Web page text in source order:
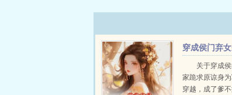
穿成侯门弃
了，全家跪
关于穿成
家跪求原谅身
穿越，成了爹